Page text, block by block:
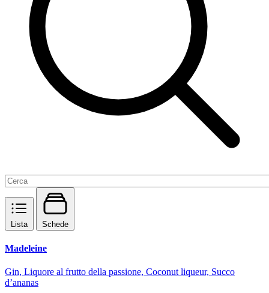
Lista Schede
Madeleine
Gin, Liquore al frutto della passione, Coconut liqueur, Succo
d’ananas